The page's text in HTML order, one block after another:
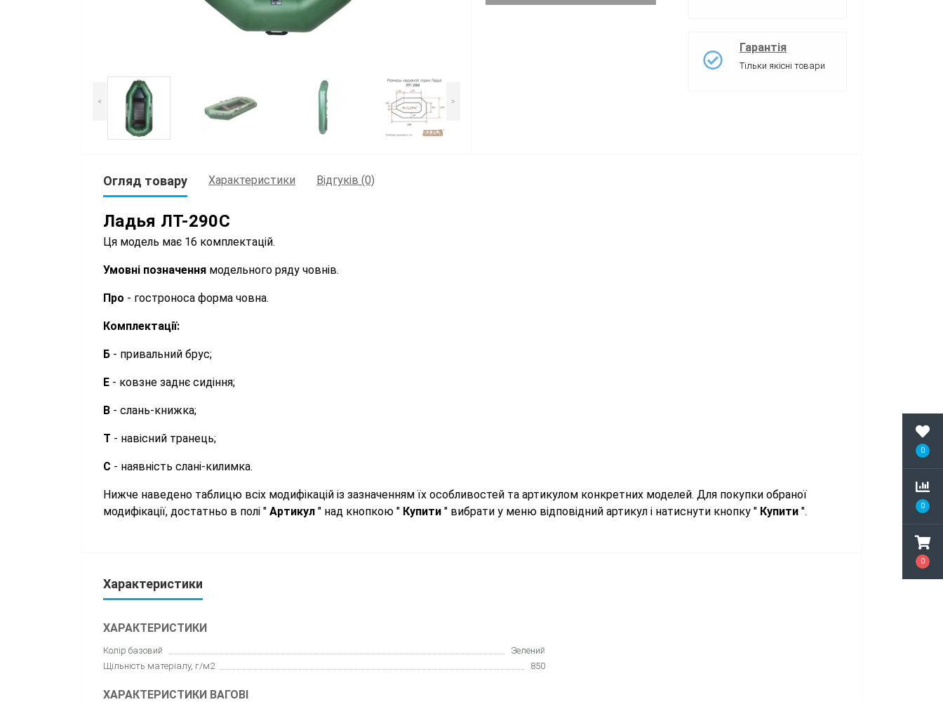
0
0
0
< >
Гарантія
Тільки якісні товари
Огляд товару Характеристики Відгуків (0)
Ладья ЛТ-290С
Ця модель має 16 комплектацій.
Умовні позначення модельного ряду човнів.
Про - гостроноса форма човна.
Комплектації:
Б - привальний брус;
Е - ковзне заднє сидіння;
В - слань-книжка;
Т - навісний транець;
С - наявність слані-килимка.
Нижче наведено таблицю всіх модифікацій із зазначенням їх особливостей та артикулом конкретних моделей. Для покупки обраної
модифікації, достатньо в полі " Артикул " над кнопкою " Купити " вибрати у меню відповідний артикул і натиснути кнопку " Купити ".
Характеристики
ХАРАКТЕРИСТИКИ
Колір базовий
Зелений
Щільність матеріалу, г/м2
850
ХАРАКТЕРИСТИКИ ВАГОВІ